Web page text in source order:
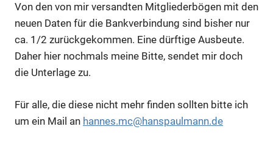
Von den von mir versandten Mitgliederbögen mit den
neuen Daten für die Bankverbindung sind bisher nur
ca. 1/2 zurückgekommen. Eine dürftige Ausbeute.
Daher hier nochmals meine Bitte, sendet mir doch
die Unterlage zu.
Für alle, die diese nicht mehr finden sollten bitte ich
um ein Mail an hannes.mc@hanspaulmann.de